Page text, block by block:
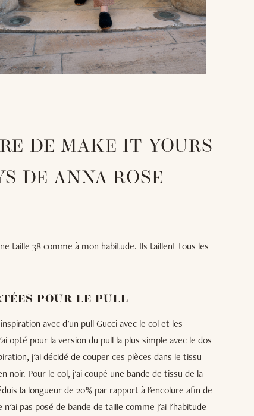
DE MAKE IT YOURS
DE ANNA ROSE
taille 38 comme à mon habitude. Ils taillent tous les
POUR LE PULL
avec d'un pull Gucci avec le col et les
opté pour la version du pull la plus simple avec le dos
j'ai décidé de couper ces pièces dans le tissu
noir. Pour le col, j'ai coupé une bande de tissu de la
la longueur de 20% par rapport à l'encolure afin de
pas posé de bande de taille comme j'ai l'habitude